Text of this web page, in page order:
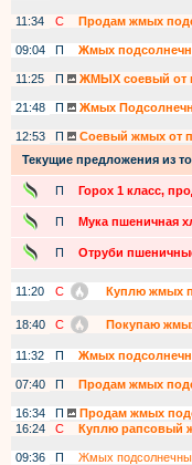
11:34
С
Продам жмых
09:04
П Жмых
11:25
П ЖМЫХ соевый от
21:48
П Жмых
12:53
П Соевый жмых от
Текущие предложения из
П Горох 1 класс,
П Мука пшеничная
П Отруби
11:20
С
Куплю жмых
18:40
С
Покупаю
11:32
П
Жмых
07:40
П Продам жмых
16:34
П Продам жмых
16:24
С
Куплю рапсовый
09:36
П Жмых